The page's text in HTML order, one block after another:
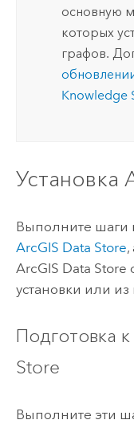
основную
которых
графов.
Knowledge
Установка
Выполните шаги
ArcGIS Data Store,
ArcGIS Data Store
установки или
Подготовка
Store
Выполните эти